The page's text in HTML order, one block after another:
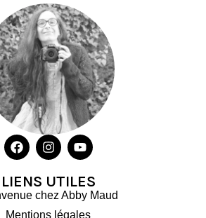
LIENS UTILES
chez Abby Maud
Mentions légales